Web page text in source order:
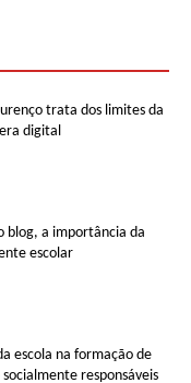
trata dos limites da
digital
blog, a importância da
escolar
escola na formação de
responsáveis